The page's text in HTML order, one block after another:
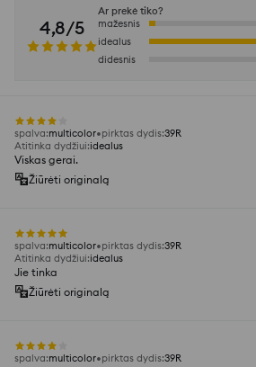
4,8/5
Ar prekė tiko?
mažesnis
idealus
didesnis
spalva:multicolor pirktas dydis:39R
Atitinka dydžiui:idealus
Viskas gerai.
Žiūrėti originalą
spalva:multicolor pirktas dydis:39R
Atitinka dydžiui:idealus
Jie tinka
Žiūrėti originalą
spalva:multicolor pirktas dydis:39R